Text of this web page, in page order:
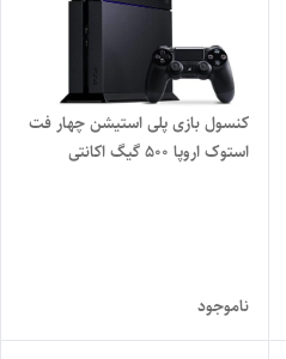
کنسول بازی پلی استیشن چهار فت
استوک اروپا ۵۰۰ گیگ اکانتی
ناموجود